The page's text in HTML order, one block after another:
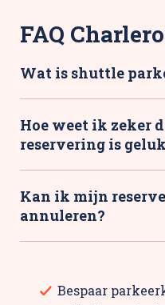
FAQ
Wat is shuttle
Hoe weet ik zeker
reservering is
Kan ik mijn
annuleren?
Bespaar